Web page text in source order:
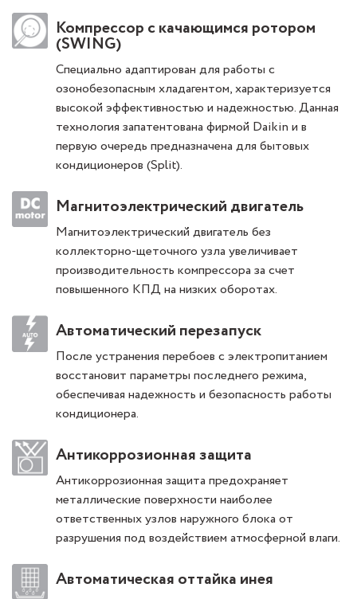
Компрессор с качающимся ротором
(SWING)
Специально адаптирован для работы с
озонобезопасным хладагентом, характеризуется
высокой эффективностью и надежностью. Данная
технология запатентована фирмой Daikin и в
первую очередь предназначена для бытовых
кондиционеров (Split).
Магнитоэлектрический двигатель
Магнитоэлектрический двигатель без
коллекторно-щеточного узла увеличивает
производительность компрессора за счет
повышенного КПД на низких оборотах.
Автоматический перезапуск
После устранения перебоев с электропитанием
восстановит параметры последнего режима,
обеспечивая надежность и безопасность работы
кондиционера.
Антикоррозионная защита
Антикоррозионная защита предохраняет
металлические поверхности наиболее
ответственных узлов наружного блока от
разрушения под воздействием атмосферной влаги.
Автоматическая оттайка инея